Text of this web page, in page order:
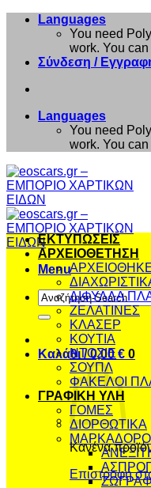
Μετάβαση
περιεχόμενο
Languages
You need
work. You
Σύνδεση /
Languages
You need
work. You
Menu
Αναζήτηση
για:
Καλάθι /0,00€ 0
Κανένα
Επιστροφή
ΕΚΤΥΠΩΣΕΙΣ
ΑΡΧΕΙΟΘΕΤΗΣΗ
ΔΙΦΥΛΛΑ
ΖΕΛΑΤΙΝΕΣ
ΚΛΑΣΕΡ
ΚΟΥΤΙΑ
ΝΤΟΣΙΕ
ΣΟΥΠΛ
ΦΑΚΕΛΟΙ
ΓΡΑΦΙΚΗ ΥΛΗ
ΓΟΜΕΣ
ΔΙΟΡΘΩΤΙΚΑ
ΜΑΡΚΑΔΟΡΟΙ